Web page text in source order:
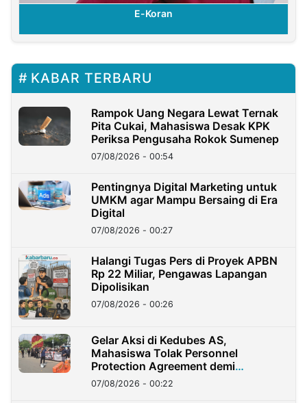
KABAR TERBARU
Rampok Uang Negara Lewat Ternak
Pita Cukai, Mahasiswa Desak KPK
Periksa Pengusaha Rokok Sumenep
07/08/2026 - 00:54
Pentingnya Digital Marketing untuk
UMKM agar Mampu Bersaing di Era
Digital
07/08/2026 - 00:27
Halangi Tugas Pers di Proyek APBN
Rp 22 Miliar, Pengawas Lapangan
Dipolisikan
07/08/2026 - 00:26
Gelar Aksi di Kedubes AS,
Mahasiswa Tolak Personnel
Protection Agreement demi
Kedaulatan Negara
07/08/2026 - 00:22